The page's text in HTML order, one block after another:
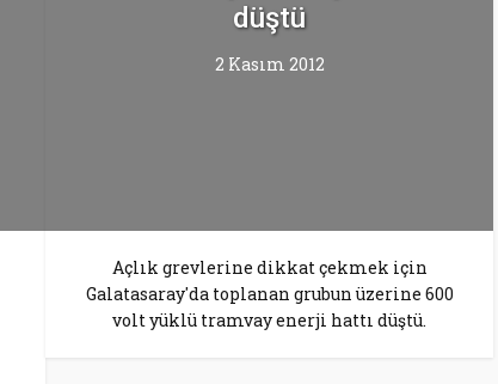
düştü
2 Kasım 2012
Açlık grevlerine dikkat çekmek için
Galatasaray'da toplanan grubun üzerine 600
volt yüklü tramvay enerji hattı düştü.